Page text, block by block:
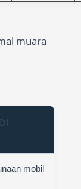
muara
mobil